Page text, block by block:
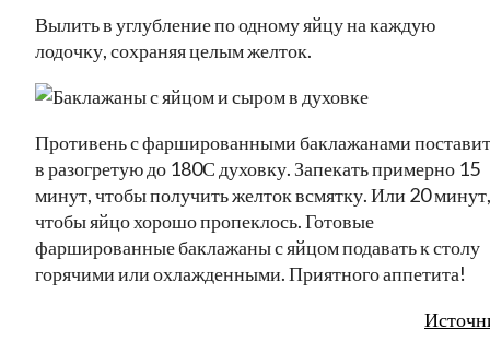
Вылить в углубление по одному яйцу на каждую
лодочку, сохраняя целым желток.
Противень с фаршированными баклажанами
в разогретую до 180С духовку. Запекать примерно 15
минут, чтобы получить желток всмятку. Или 20 минут,
чтобы яйцо хорошо пропеклось. Готовые
фаршированные баклажаны с яйцом подавать к столу
горячими или охлажденными. Приятного аппетита!